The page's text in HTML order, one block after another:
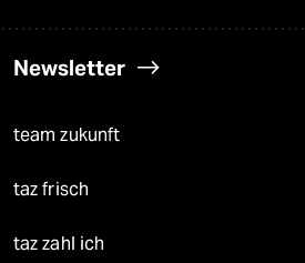
Newsletter
team zukunft
taz frisch
taz zahl ich